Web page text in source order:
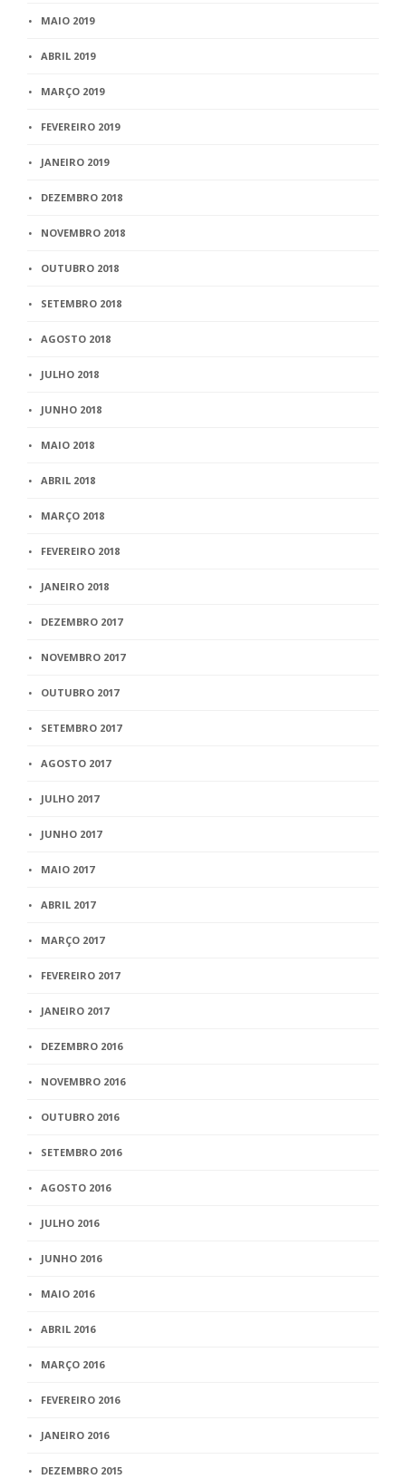
MAIO 2019
ABRIL 2019
MARÇO 2019
FEVEREIRO 2019
JANEIRO 2019
DEZEMBRO 2018
NOVEMBRO 2018
OUTUBRO 2018
SETEMBRO 2018
AGOSTO 2018
JULHO 2018
JUNHO 2018
MAIO 2018
ABRIL 2018
MARÇO 2018
FEVEREIRO 2018
JANEIRO 2018
DEZEMBRO 2017
NOVEMBRO 2017
OUTUBRO 2017
SETEMBRO 2017
AGOSTO 2017
JULHO 2017
JUNHO 2017
MAIO 2017
ABRIL 2017
MARÇO 2017
FEVEREIRO 2017
JANEIRO 2017
DEZEMBRO 2016
NOVEMBRO 2016
OUTUBRO 2016
SETEMBRO 2016
AGOSTO 2016
JULHO 2016
JUNHO 2016
MAIO 2016
ABRIL 2016
MARÇO 2016
FEVEREIRO 2016
JANEIRO 2016
DEZEMBRO 2015